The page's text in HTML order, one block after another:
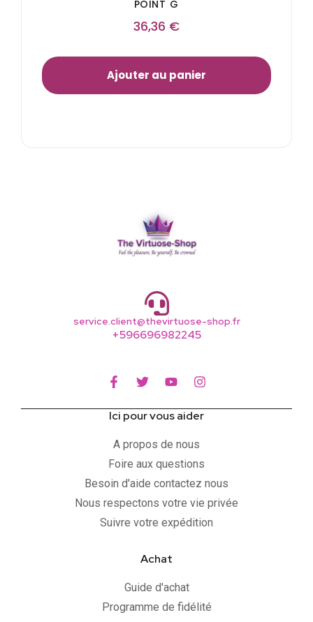
POINT G
36,36 €
Ajouter au panier
service.client@thevirtuose-shop.fr
+596696982245
Ici pour vous aider
A propos de nous
Foire aux questions
Besoin d'aide contactez nous
Nous respectons votre vie privée
Suivre votre expédition
Achat
Guide d'achat
Programme de fidélité